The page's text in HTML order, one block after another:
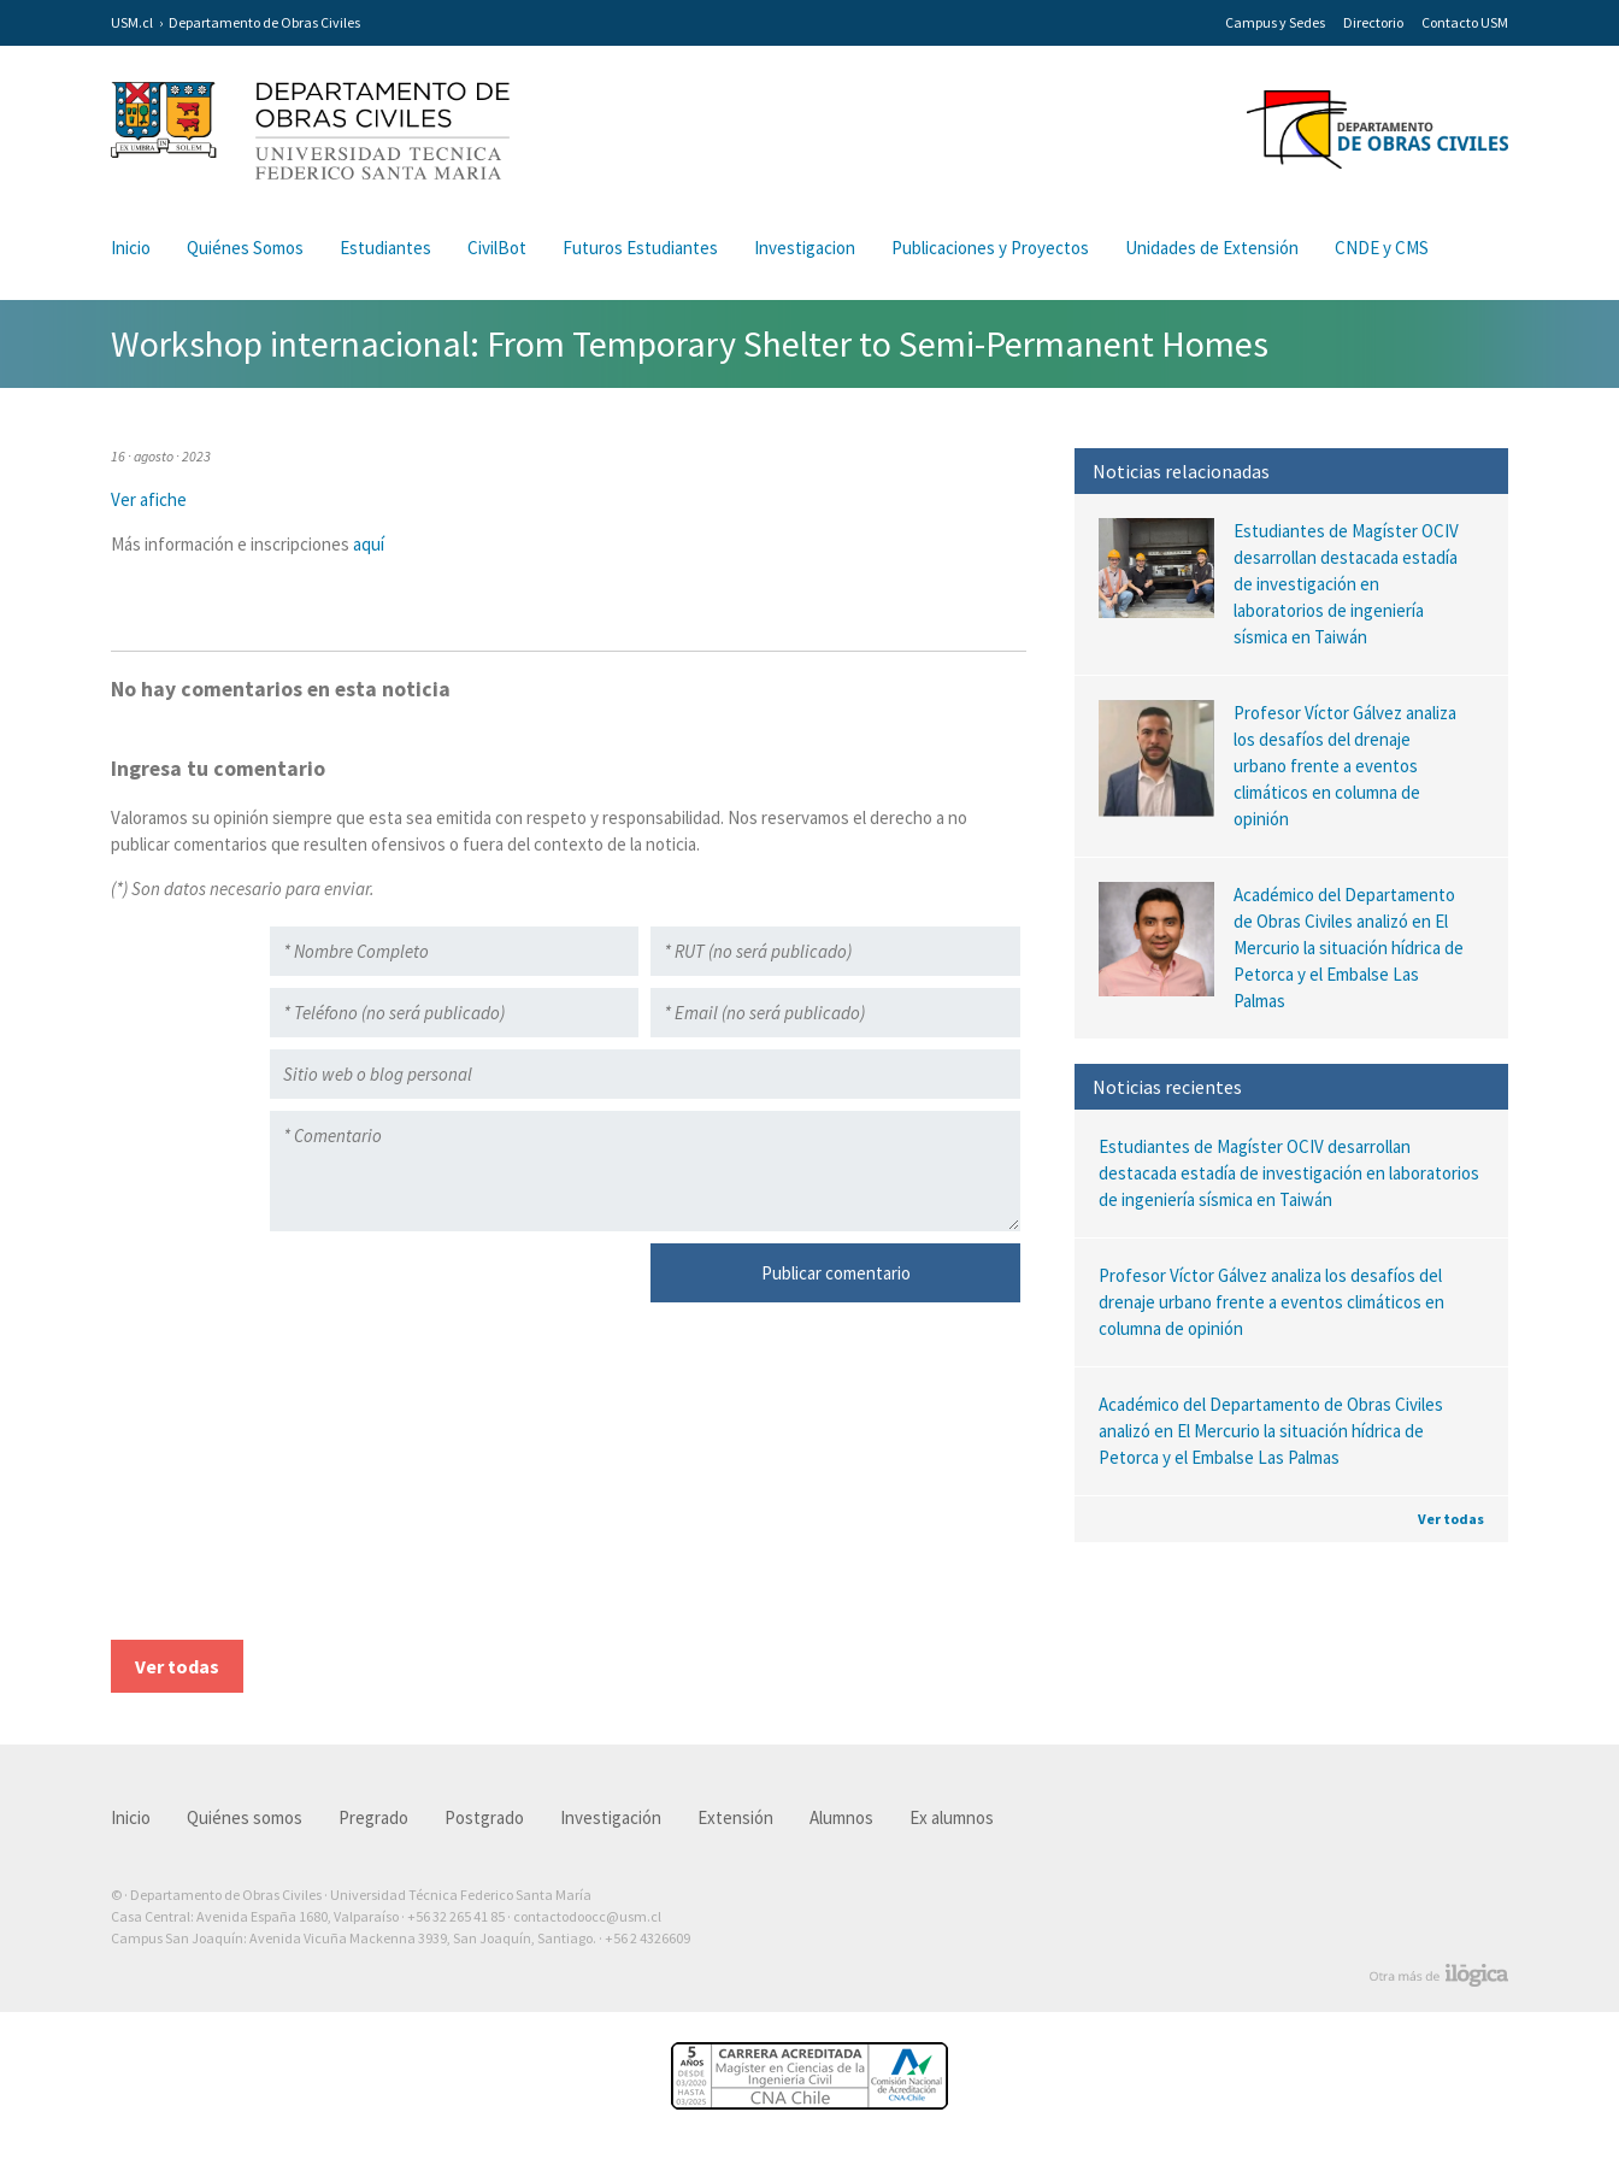
USM.cl Departamento de Obras Civiles Campus y Sedes Directorio Contacto USM
Inicio Quiénes Somos Estudiantes CivilBot Futuros Estudiantes Investigacion Publicaciones y Proyectos Unidades de Extensión CNDE y CMS
Workshop internacional: From Temporary Shelter to Semi-Permanent Homes
16 · agosto · 2023
Ver afiche
Más información e inscripciones aquí
No hay comentarios en esta noticia
Ingresa tu comentario
Valoramos su opinión siempre que esta sea emitida con respeto y responsabilidad. Nos reservamos el derecho a no
publicar comentarios que resulten ofensivos o fuera del contexto de la noticia.
(*) Son datos necesario para enviar.
Noticias relacionadas
Estudiantes de Magíster OCIV
desarrollan destacada estadía
de investigación en
laboratorios de ingeniería
sísmica en Taiwán
Profesor Víctor Gálvez analiza
los desafíos del drenaje
urbano frente a eventos
climáticos en columna de
opinión
Académico del Departamento
de Obras Civiles analizó en El
Mercurio la situación hídrica de
Petorca y el Embalse Las
Palmas
Noticias recientes
Estudiantes de Magíster OCIV desarrollan
destacada estadía de investigación en laboratorios
de ingeniería sísmica en Taiwán
Profesor Víctor Gálvez analiza los desafíos del
drenaje urbano frente a eventos climáticos en
columna de opinión
Académico del Departamento de Obras Civiles
analizó en El Mercurio la situación hídrica de
Petorca y el Embalse Las Palmas
Ver todas
Ver todas
Inicio Quiénes somos Pregrado Postgrado Investigación Extensión Alumnos Ex alumnos
© · Departamento de Obras Civiles · Universidad Técnica Federico Santa María
Casa Central: Avenida España 1680, Valparaíso · +56 32 265 41 85 · contactodoocc@usm.cl
Campus San Joaquín: Avenida Vicuña Mackenna 3939, San Joaquín, Santiago. · +56 2 4326609